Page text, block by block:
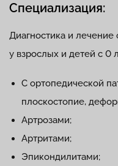
Специализация:
Диагностика и лечение
у взрослых и детей с 0
С ортопедической
плоскостопие,
Артрозами;
Артритами;
Эпикондилитами;